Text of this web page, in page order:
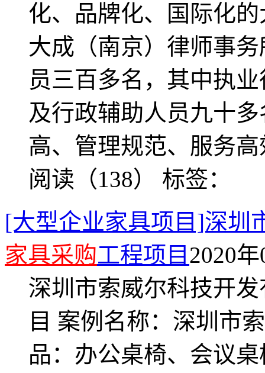
化、品牌化、国际化
大成（南京）律师事
员三百多名，其中执
及行政辅助人员九十
高、管理规范、服务高
阅读（138） 标签：
[大型企业家具项目]深圳
家具采购工程项目 2020
深圳市索威尔科技开
目 案例名称：深圳市
品：办公桌椅、会议